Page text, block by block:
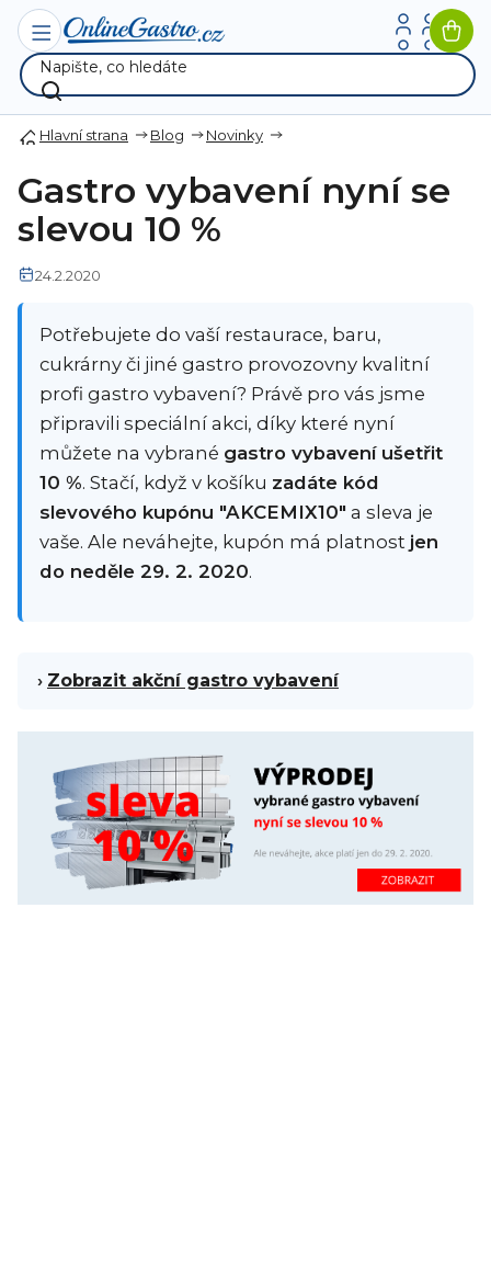
Přejít
obsah
Hlavní strana Blog Novinky
Gastro vybavení nyní se
slevou 10 %
24.2.2020
Potřebujete do vaší restaurace, baru,
cukrárny či jiné gastro provozovny kvalitní
profi gastro vybavení? Právě pro vás jsme
připravili speciální akci, díky které nyní
můžete na vybrané gastro vybavení ušetřit
10 %. Stačí, když v košíku zadáte kód
slevového kupónu "AKCEMIX10" a sleva je
vaše. Ale neváhejte, kupón má platnost jen
do neděle 29. 2. 2020.
› Zobrazit akční gastro vybavení